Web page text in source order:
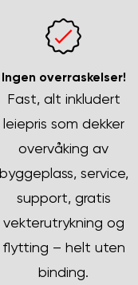
Ingen overraskelser!
Fast, alt inkludert
leiepris som dekker
overvåking av
byggeplass, service,
support, gratis
vekterutrykning og
flytting – helt uten
binding.